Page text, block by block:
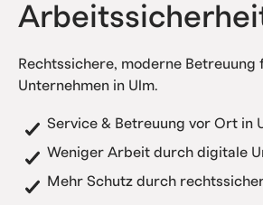
Rechtssichere, moderne Betreuung
Unternehmen in Ulm.
Service & Betreuung vor Ort in
Weniger Arbeit durch digitale
Mehr Schutz durch